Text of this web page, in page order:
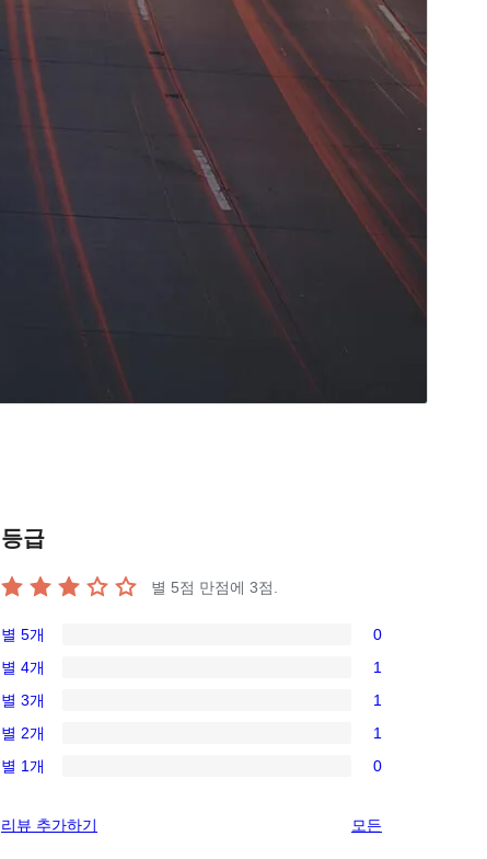
등급
별 5점 만점에 3점.
0/5-
별
점
후
기
별 5개 0
1/4-
별
점
후
별 4개 1
1/3-
별
점
기
별 3개 1
1/2-
별
후
별 2개 1
0/1-
점
별 1개 0
리뷰 추가하기 모든